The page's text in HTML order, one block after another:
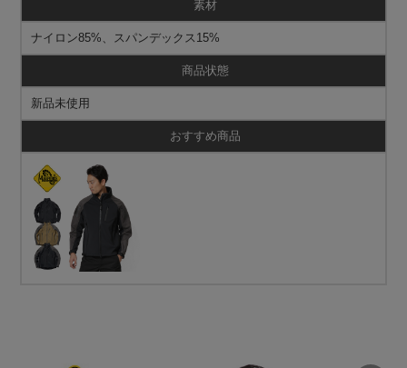
素材
ナイロン85%、スパンデックス15%
商品状態
新品未使用
おすすめ商品